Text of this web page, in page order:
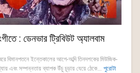
: ডেনভার ট্রিবিউট অ্যালবাম
বিমানপতনে ইন্তেকালের আগে-অব্দি তিনদশকের মিউজিক-
এবং সম্পন্নতায় ব্যাপক উঁচু চূড়ায় যেয়ে ঠেকে... পুরোটা